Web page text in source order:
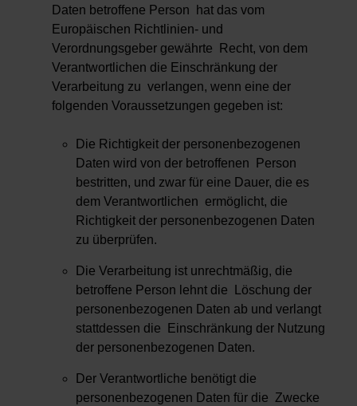
Daten betroffene Person hat das vom
Europäischen Richtlinien- und
Verordnungsgeber gewährte Recht, von dem
Verantwortlichen die Einschränkung der
Verarbeitung zu verlangen, wenn eine der
folgenden Voraussetzungen gegeben ist:
Die Richtigkeit der personenbezogenen
Daten wird von der betroffenen Person
bestritten, und zwar für eine Dauer, die es
dem Verantwortlichen ermöglicht, die
Richtigkeit der personenbezogenen Daten
zu überprüfen.
Die Verarbeitung ist unrechtmäßig, die
betroffene Person lehnt die Löschung der
personenbezogenen Daten ab und verlangt
stattdessen die Einschränkung der Nutzung
der personenbezogenen Daten.
Der Verantwortliche benötigt die
personenbezogenen Daten für die Zwecke